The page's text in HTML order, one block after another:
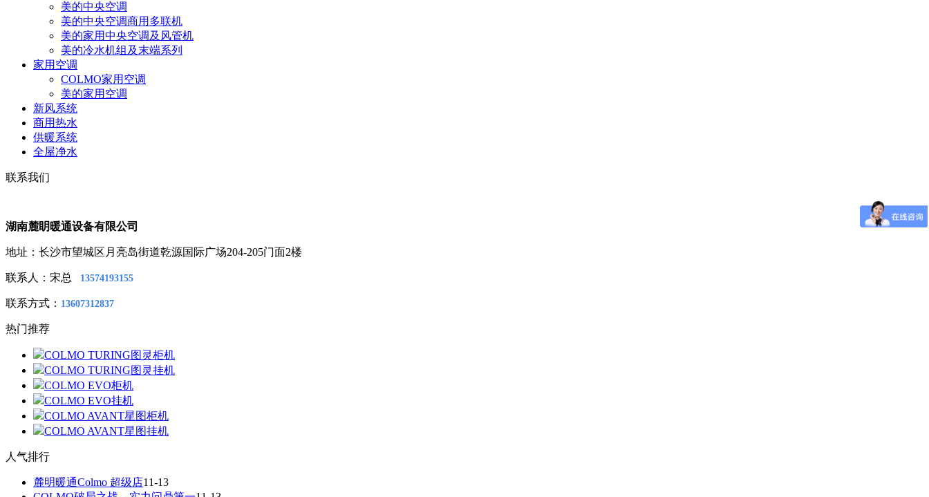
美的中央空调
美的中央空调商用多联机
美的家用中央空调及风管机
美的冷水机组及末端系列
家用空调
COLMO家用空调
美的家用空调
新风系统
商用热水
供暖系统
全屋净水
联系我们
湖南麓眀暖通设备有限公司
地址：长沙市望城区月亮岛街道乾源国际广场204-205门面2楼
联系人：宋总 13574193155
联系方式： 13607312837
热门推荐
COLMO TURING图灵柜机
COLMO TURING图灵挂机
COLMO EVO柜机
COLMO EVO挂机
COLMO AVANT星图柜机
COLMO AVANT星图挂机
人气排行
麓明暖通Colmo 超级店11-13